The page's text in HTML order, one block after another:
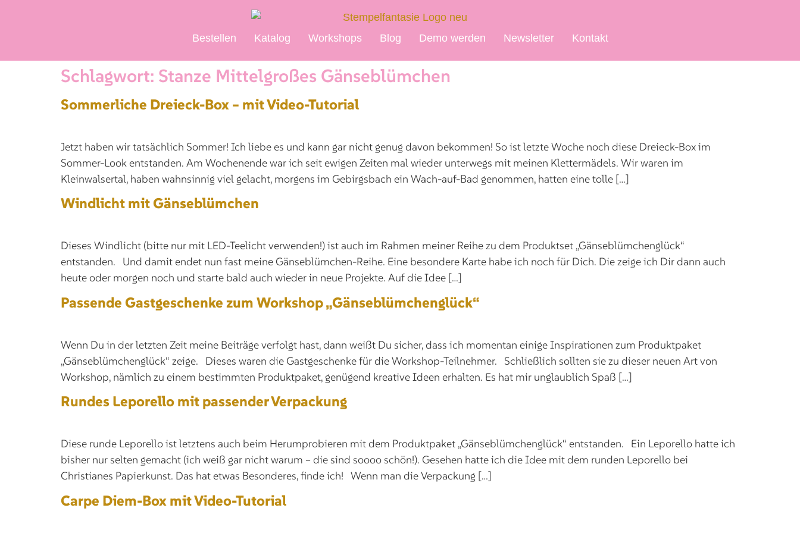
Bestellen Katalog Workshops Blog Demo werden Newsletter Kontakt
Schlagwort: Stanze Mittelgroßes Gänseblümchen
Sommerliche Dreieck-Box – mit Video-Tutorial
Jetzt haben wir tatsächlich Sommer! Ich liebe es und kann gar nicht genug davon bekommen! So ist letzte Woche noch diese Dreieck-Box im
Sommer-Look entstanden. Am Wochenende war ich seit ewigen Zeiten mal wieder unterwegs mit meinen Klettermädels. Wir waren im
Kleinwalsertal, haben wahnsinnig viel gelacht, morgens im Gebirgsbach ein Wach-auf-Bad genommen, hatten eine tolle […]
Windlicht mit Gänseblümchen
Dieses Windlicht (bitte nur mit LED-Teelicht verwenden!) ist auch im Rahmen meiner Reihe zu dem Produktset „Gänseblümchenglück“
entstanden. Und damit endet nun fast meine Gänseblümchen-Reihe. Eine besondere Karte habe ich noch für Dich. Die zeige ich Dir dann auch
heute oder morgen noch und starte bald auch wieder in neue Projekte. Auf die Idee […]
Passende Gastgeschenke zum Workshop „Gänseblümchenglück“
Wenn Du in der letzten Zeit meine Beiträge verfolgt hast, dann weißt Du sicher, dass ich momentan einige Inspirationen zum Produktpaket
„Gänseblümchenglück“ zeige. Dieses waren die Gastgeschenke für die Workshop-Teilnehmer. Schließlich sollten sie zu dieser neuen Art von
Workshop, nämlich zu einem bestimmten Produktpaket, genügend kreative Ideen erhalten. Es hat mir unglaublich Spaß […]
Rundes Leporello mit passender Verpackung
Diese runde Leporello ist letztens auch beim Herumprobieren mit dem Produktpaket „Gänseblümchenglück“ entstanden. Ein Leporello hatte ich
bisher nur selten gemacht (ich weiß gar nicht warum – die sind soooo schön!). Gesehen hatte ich die Idee mit dem runden Leporello bei
Christianes Papierkunst. Das hat etwas Besonderes, finde ich! Wenn man die Verpackung […]
Carpe Diem-Box mit Video-Tutorial